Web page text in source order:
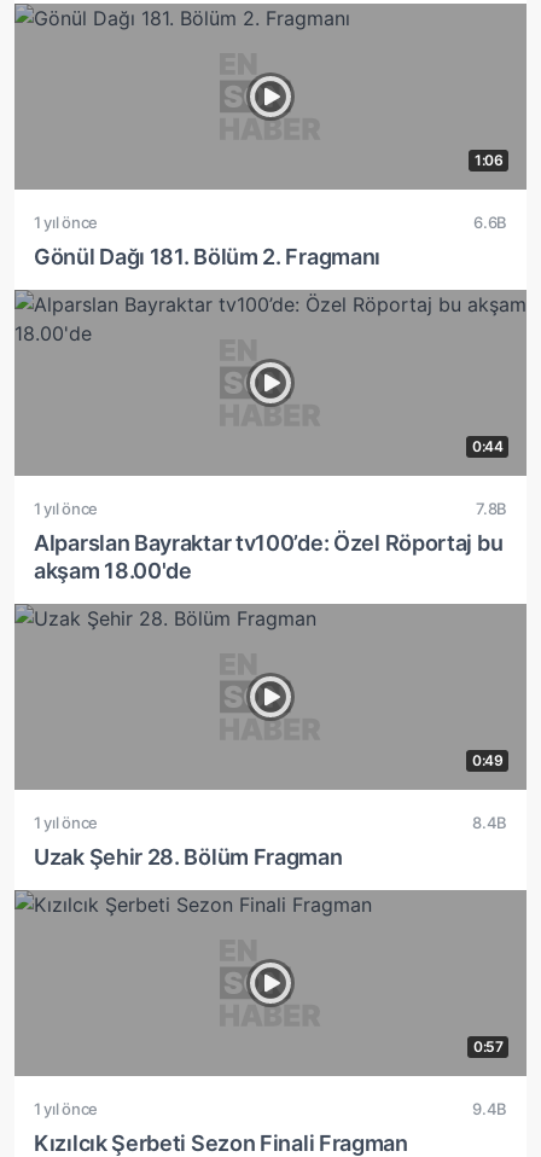
1:06
1 yıl önce 6.6B
Gönül Dağı 181. Bölüm 2. Fragmanı
0:44
1 yıl önce 7.8B
Alparslan Bayraktar tv100’de: Özel Röportaj bu
akşam 18.00'de
0:49
1 yıl önce 8.4B
Uzak Şehir 28. Bölüm Fragman
0:57
1 yıl önce 9.4B
Kızılcık Şerbeti Sezon Finali Fragman